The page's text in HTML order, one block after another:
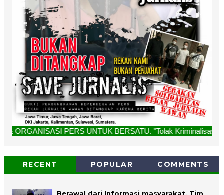
PERS UNTUK BERSATU. "Tolak Kriminalisasi
RECENT POPULAR COMMENTS
Berawal dari Informasi masyarakat, Tim